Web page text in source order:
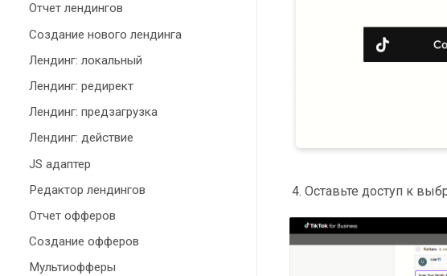
Отчет лендингов
Создание нового лендинга
Лендинг: локальный
Лендинг: редирект
Лендинг: предзагрузка
Лендинг: действие
JS адаптер
Редактор лендингов
Отчет офферов
Создание офферов
Мультиофферы
Оставьте доступ к